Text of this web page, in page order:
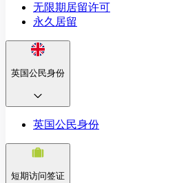
无限期居留许可
永久居留
英国公民身份
英国公民身份
短期访问签证